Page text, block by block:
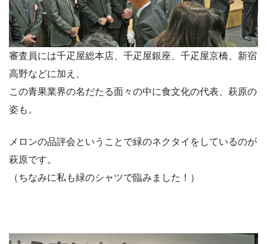
審査員には千疋屋総本店、千疋屋銀座、千疋屋京橋、新宿
高野などに加え、
この青果業界の名だたる面々の中に食文化の代表、萩原の
姿も。
メロンの品評会ということで緑のネクタイをしているのが
萩原です。
（ちなみに私も緑のシャツで臨みました！）